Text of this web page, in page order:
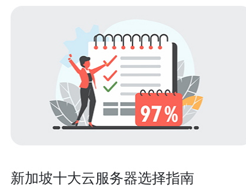
新加坡十大云服务器选择指南